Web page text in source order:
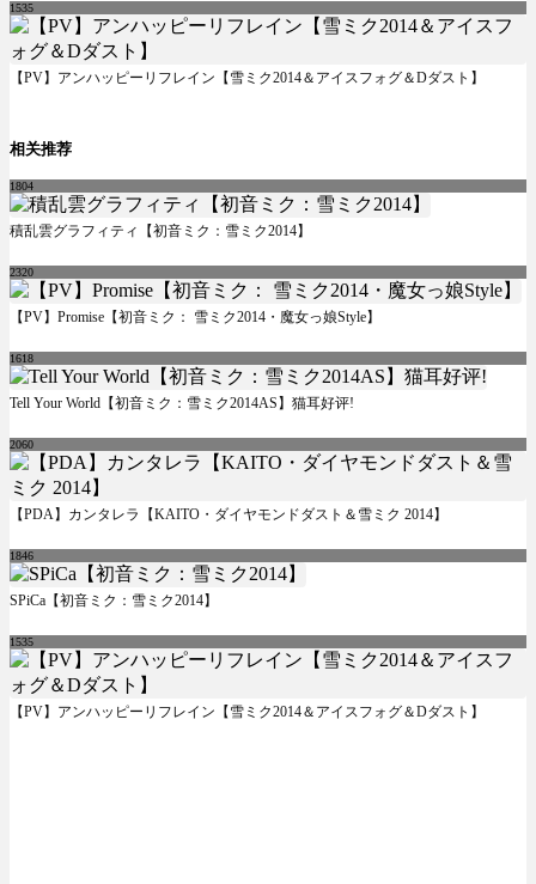
1535
【PV】アンハッピーリフレイン【雪ミク2014＆アイスフォグ＆Dダスト】
相关推荐
1804
積乱雲グラフィティ【初音ミク：雪ミク2014】
2320
【PV】Promise【初音ミク： 雪ミク2014・魔女っ娘Style】
1618
Tell Your World【初音ミク：雪ミク2014AS】猫耳好评!
2060
【PDA】カンタレラ【KAITO・ダイヤモンドダスト＆雪ミク 2014】
1846
SPiCa【初音ミク：雪ミク2014】
1535
【PV】アンハッピーリフレイン【雪ミク2014＆アイスフォグ＆Dダスト】